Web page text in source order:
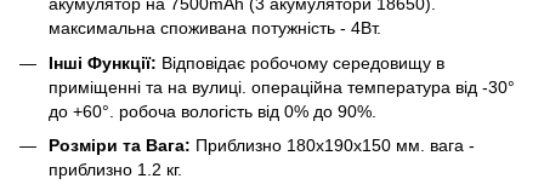
акумулятор на 7500mAh (3 акумулятори 18650).
максимальна споживана потужність - 4Вт.
Інші Функції: Відповідає робочому середовищу в
приміщенні та на вулиці. операційна температура від -30°
до +60°. робоча вологість від 0% до 90%.
Розміри та Вага: Приблизно 180x190x150 мм. вага -
приблизно 1.2 кг.